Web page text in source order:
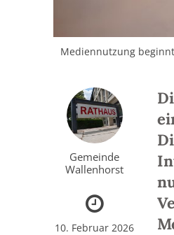
Mediennutzung
Gemeinde
Wallenhorst
10. Februar 2026